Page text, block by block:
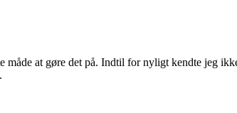
at gøre det på. Indtil for nyligt kendte jeg